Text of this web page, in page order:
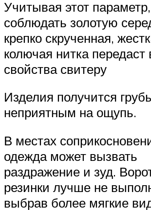
Учитывая этот
соблюдать золотую
крепко скрученная,
колючая нитка передаст
свойства свитеру
Изделия получится
неприятным на ощупь.
В местах
одежда может вызвать
раздражение и зуд.
резинки лучше не
выбрав более мягкие